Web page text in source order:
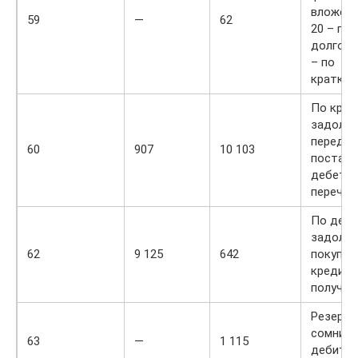
59 — 62
20 – по
– по
60 907 10 103
По
перед
дебету
62 9 125 642
По
63 — 1 115
Резерв